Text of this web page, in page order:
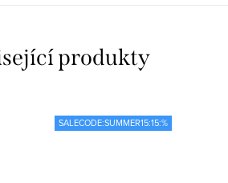
produkty
SALECODE:SUMMER15:15:%